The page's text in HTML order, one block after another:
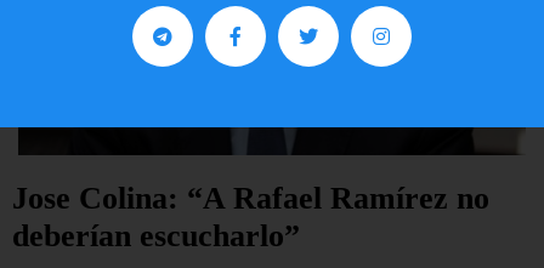
Jose Colina: “A Rafael Ramírez no
deberían escucharlo”